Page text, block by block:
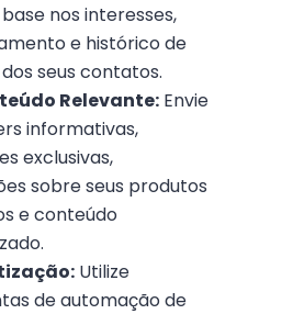
nos interesses,
e histórico de
seus contatos.
Relevante: Envie
informativas,
exclusivas,
sobre seus produtos
e conteúdo
Utilize
de automação de